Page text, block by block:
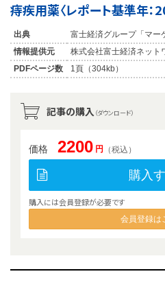
痔疾用薬〈レポート基準年：
出典
富士経済グループ「マー
情報提供元
株式会社富士経済ネット
PDFページ数
1頁（304kb）
記事の購入 （ダウンロード）
価格 2200 円 （税込）
購入
購入には会員登録が必要です
会員登録は